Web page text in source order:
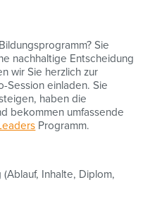
Sie
nachhaltige Entscheidung
wir Sie herzlich zur
Session einladen. Sie
haben die
bekommen umfassende
Programm.
Inhalte, Diplom,